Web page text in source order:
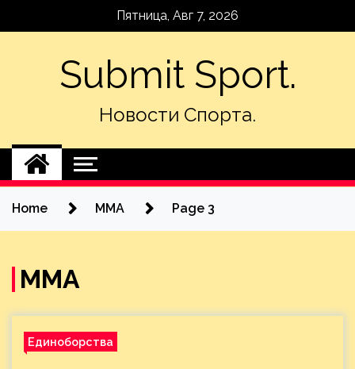
Пятница, Авг 7, 2026
Submit Sport.
Новости Спорта.
Home MMA Page 3
MMA
Единоборства